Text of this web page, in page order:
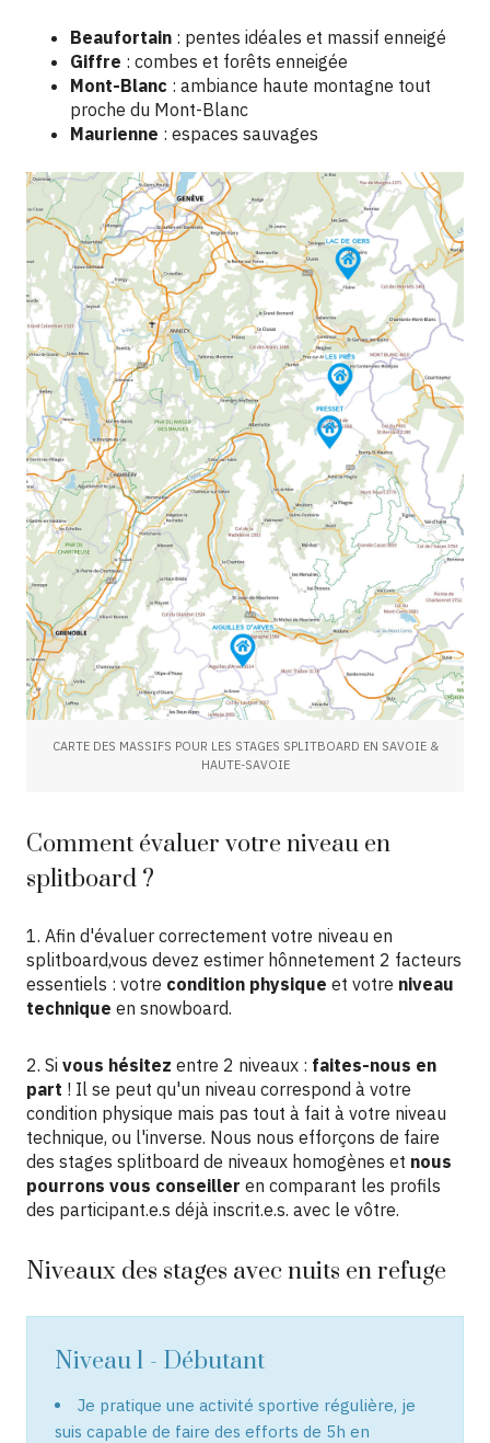
Beaufortain : pentes idéales et massif enneigé
Giffre : combes et forêts enneigée
Mont-Blanc : ambiance haute montagne tout
proche du Mont-Blanc
Maurienne : espaces sauvages
CARTE DES MASSIFS POUR LES STAGES SPLITBOARD EN SAVOIE &
HAUTE-SAVOIE
Comment évaluer votre niveau en
splitboard ?
1. Afin d'évaluer correctement votre niveau en
splitboard,vous devez estimer hônnetement 2 facteurs
essentiels : votre condition physique et votre niveau
technique en snowboard.
2. Si vous hésitez entre 2 niveaux : faites-nous en
part ! Il se peut qu'un niveau correspond à votre
condition physique mais pas tout à fait à votre niveau
technique, ou l'inverse. Nous nous efforçons de faire
des stages splitboard de niveaux homogènes et nous
pourrons vous conseiller en comparant les profils
des participant.e.s déjà inscrit.e.s. avec le vôtre.
Niveaux des stages avec nuits en refuge
Niveau 1 - Débutant
Je pratique une activité sportive régulière, je
suis capable de faire des efforts de 5h en